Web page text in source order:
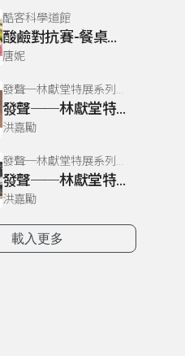
酷客科學道館
酸鹼對抗賽-餐桌上的科學(三)
唐妮
發聲─林獻堂特展系列專訪
發聲──林獻堂特展系列04
洪嘉勵
發聲─林獻堂特展系列專訪
發聲──林獻堂特展系列01
洪嘉勵
載入更多